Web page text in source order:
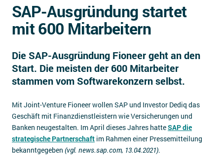
Was ist CRM?
Offene Stellen bei CRM-Lieferanten
Über uns
DSGVO/GDPR
Kontakt
SAP-Ausgründung startet
mit 600 Mitarbeitern
Die SAP-Ausgründung Fioneer geht an den
Start. Die meisten der 600 Mitarbeiter
stammen vom Softwarekonzern selbst.
Mit Joint-Venture Fioneer wollen SAP und Investor Dediq das
Geschäft mit Finanzdienstleistern wie Versicherungen und
Banken neugestalten. Im April dieses Jahres hatteSAP die
strategische Partnerschaft im Rahmen einer Pressemitteilung
bekanntgegeben (vgl. news.sap.com, 13.04.2021).